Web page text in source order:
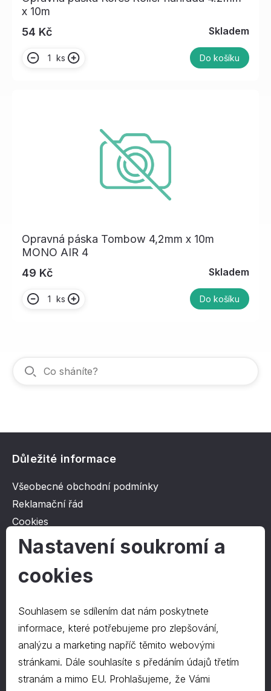
x 10m
54 Kč
Skladem
ks Do košíku
Opravná páska Tombow 4,2mm x 10m
MONO AIR 4
49 Kč
Skladem
ks Do košíku
Důležité informace
Všeobecné obchodní podmínky
Reklamační řád
Cookies
Ochrana osobních údajů
O společnosti
Kontakt
O nás
Kontakty
Nastavení soukromí a
cookies
Souhlasem se sdílením dat nám poskytnete
informace, které potřebujeme pro zlepšování,
analýzu a marketing napříč těmito webovými
stránkami. Dále souhlasíte s předáním údajů třetím
stranám a mimo EU. Prohlašujeme, že Vámi